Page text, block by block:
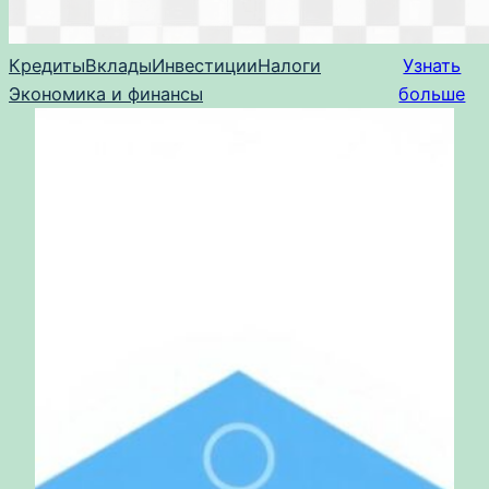
КредитыВкладыИнвестицииНалоги
Экономика и финансы
Узнать
больше